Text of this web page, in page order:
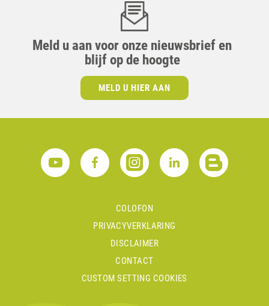
Meld u aan voor onze nieuwsbrief en
blijf op de hoogte
MELD U HIER AAN
COLOFON
PRIVACYVERKLARING
DISCLAIMER
CONTACT
CUSTOM SETTING COOKIES